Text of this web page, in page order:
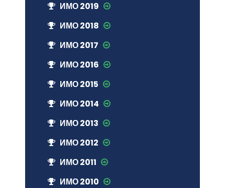
ИМО 2019
ИМО 2018
ИМО 2017
ИМО 2016
ИМО 2015
ИМО 2014
ИМО 2013
ИМО 2012
ИМО 2011
ИМО 2010